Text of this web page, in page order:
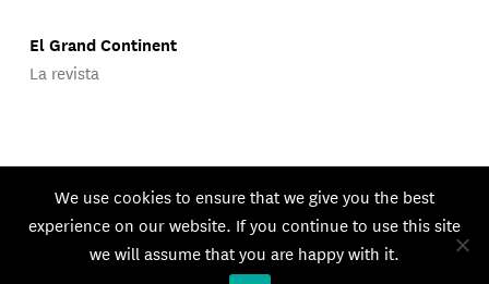
El Grand Continent
La revista
© 2026 GEG. Todos los derechos reservados.
We use cookies to ensure that we give you the best
experience on our website. If you continue to use this site
we will assume that you are happy with it.